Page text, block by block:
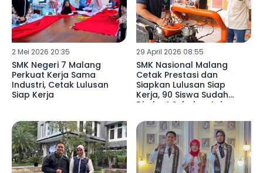
2 Mei 2026 20:35
SMK Negeri 7 Malang
Perkuat Kerja Sama
Industri, Cetak Lulusan
Siap Kerja
29 April 2026 08:55
SMK Nasional Malang
Cetak Prestasi dan
Siapkan Lulusan Siap
Kerja, 90 Siswa Sudah
Direkrut Sebelum Lulus